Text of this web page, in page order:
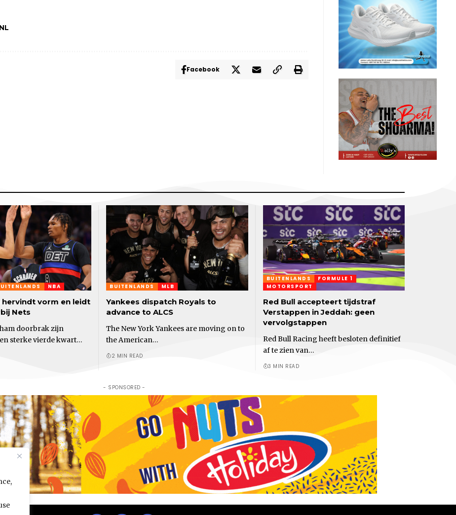
Facebook
NBA
hervindt vorm en leidt
Nets
doorbrak zijn
sterke vierde kwart…
BUITENLANDS MLB
Yankees dispatch Royals to
advance to ALCS
The New York Yankees are moving on to
the American…
2 MIN READ
BUITENLANDS
FORMULE 1
MOTORSPORT
Red Bull accepteert tijdstraf
Verstappen in Jeddah: geen
vervolgstappen
Red Bull Racing heeft besloten definitief
af te zien van…
3 MIN READ
- SPONSORED -